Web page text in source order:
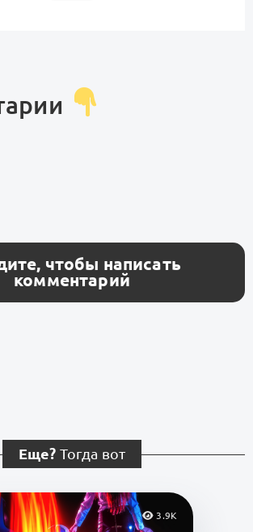
чтобы написать
комментарий
Еще? Тогда вот
3.9K